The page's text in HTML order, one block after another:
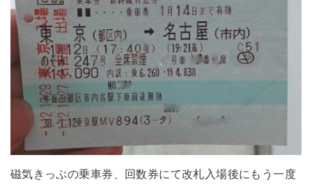
磁気きっぷの乗車券、回数券にて改札入場後にもう一度